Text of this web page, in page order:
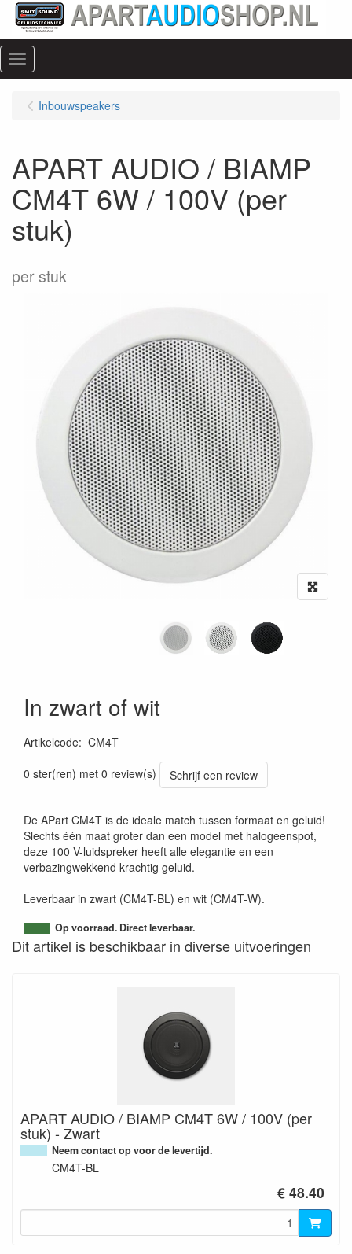
Menu
Inbouwspeakers
APART AUDIO / BIAMP
CM4T 6W / 100V (per
stuk)
per stuk
In zwart of wit
Artikelcode: CM4T
0 ster(ren) met 0 review(s)
Schrijf een review
De APart CM4T is de ideale match tussen formaat en geluid!
Slechts één maat groter dan een model met halogeenspot,
deze 100 V-luidspreker heeft alle elegantie en een
verbazingwekkend krachtig geluid.
Leverbaar in zwart (CM4T-BL) en wit (CM4T-W).
Op voorraad. Direct leverbaar.
Dit artikel is beschikbaar in diverse uitvoeringen
APART AUDIO / BIAMP CM4T 6W / 100V (per
stuk) - Zwart
Neem contact op voor de levertijd.
CM4T-BL
€ 48.40